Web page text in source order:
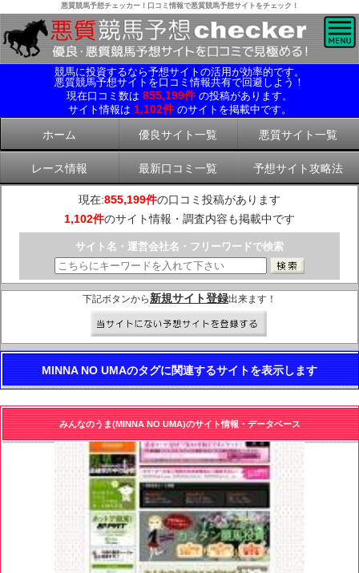
悪質競馬予想チェッカー！口コミ情報で悪質競馬予想サイトをチェック！
競馬に投資するなら予想サイトの活用が効率的です。
悪質競馬予想サイトを口コミ情報共有で回避しよう！
現在口コミ数は 855,199件 の投稿があります。
サイト情報は 1,102件 のサイトを掲載中です。
ホーム 優良サイト一覧 悪質サイト一覧
レース情報 最新口コミ一覧 予想サイト攻略法
現在:855,199件の口コミ投稿があります
1,102件のサイト情報・調査内容も掲載中です
サイト名・運営会社名・フリーワードで検索
下記ボタンから 新規サイト登録出来ます！
MINNA NO UMAのタグに関連するサイトを表示します
みんなのうま(MINNA NO UMA)のサイト情報・データベース